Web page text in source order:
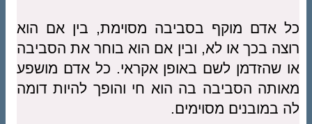
כל אדם מוקף בסביבה מסוימת, בין אם הוא
רוצה בכך או לא, ובין אם הוא בוחר את הסביבה
או שהזדמן לשם באופן אקראי. כל אדם מושפע
מאותה הסביבה בה הוא חי והופך להיות דומה
לה במובנים מסוימים.